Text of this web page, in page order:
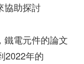
協助探討
鐵電元件的論文
2022年的